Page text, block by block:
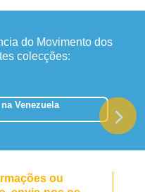
do Movimento dos
colecções:
Venezuela
ou